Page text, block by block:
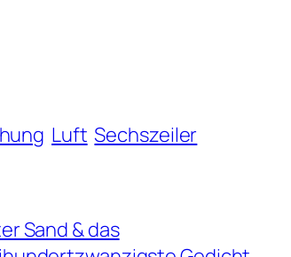
Luft Sechszeiler
Sand & das